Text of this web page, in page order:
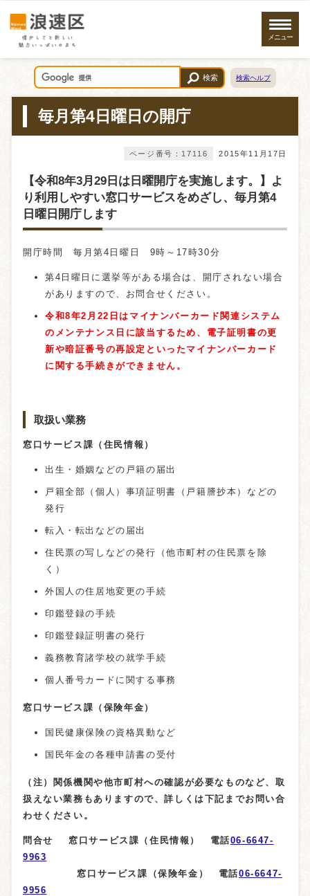
メニュー
検索 検索ヘルプ
毎月第4日曜日の開庁
2015年11月17日
ページ番号：17116
【令和8年3月29日は日曜開庁を実施します。】よ
り利用しやすい窓口サービスをめざし、毎月第4
日曜日開庁します
開庁時間 毎月第4日曜日 9時～17時30分
第4日曜日に選挙等がある場合は、開庁されない場合
がありますので、お問合せください。
令和8年2月22日はマイナンバーカード関連システム
のメンテナンス日に該当するため、電子証明書の更
新や暗証番号の再設定といったマイナンバーカード
に関する手続きができません。
取扱い業務
窓口サービス課（住民情報）
出生・婚姻などの戸籍の届出
戸籍全部（個人）事項証明書（戸籍謄抄本）などの
発行
転入・転出などの届出
住民票の写しなどの発行（他市町村の住民票を除
く）
外国人の住居地変更の手続
印鑑登録の手続
印鑑登録証明書の発行
義務教育諸学校の就学手続
個人番号カードに関する事務
窓口サービス課（保険年金）
国民健康保険の資格異動など
国民年金の各種申請書の受付
（注）関係機関や他市町村への確認が必要なものなど、取
扱えない業務もありますので、詳しくは下記までお問い合
わせください。
問合せ 窓口サービス課（住民情報） 電話06-6647-
9963
窓口サービス課（保険年金） 電話06-6647-
9956